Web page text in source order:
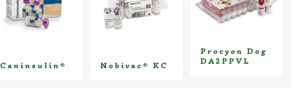
Caninsulin® Nobivac® KC
Procyon Dog
DA2PPVL